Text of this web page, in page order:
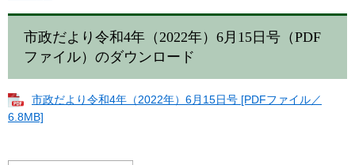
市政だより令和4年（2022年）6月15日号（PDF
ファイル）のダウンロード
市政だより令和4年（2022年）6月15日号 [PDFファイル／
6.8MB]